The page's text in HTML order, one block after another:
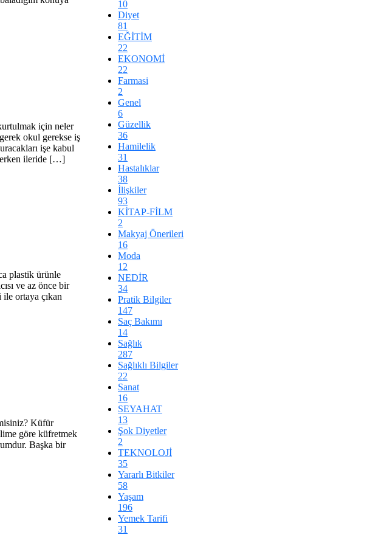
için neler
okul gerekse iş
işe kabul
ileride […]
plastik ürünle
ve az önce bir
ortaya çıkan
Küfür
göre küfretmek
Başka bir
10
Diyet
81
EĞİTİM
22
EKONOMİ
22
Farmasi
2
Genel
6
Güzellik
36
Hamilelik
31
Hastalıklar
38
İlişkiler
93
KİTAP-FİLM
2
Makyaj Önerileri
16
Moda
12
NEDİR
34
Pratik Bilgiler
147
Saç Bakımı
14
Sağlık
287
Sağlıklı Bilgiler
22
Sanat
16
SEYAHAT
13
Şok Diyetler
2
TEKNOLOJİ
35
Yararlı Bitkiler
58
Yaşam
196
Yemek Tarifi
31